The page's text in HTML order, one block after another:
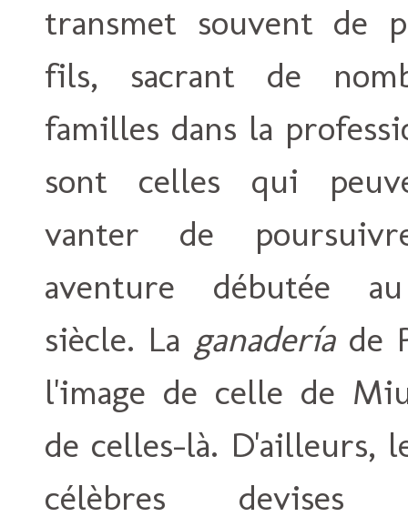
transmet souvent de
fils, sacrant de
familles dans la
sont celles qui
vanter de
aventure débutée
siècle. La ganaderíade
l'image de celle de
de celles-là. D'ailleurs,
célèbres devises